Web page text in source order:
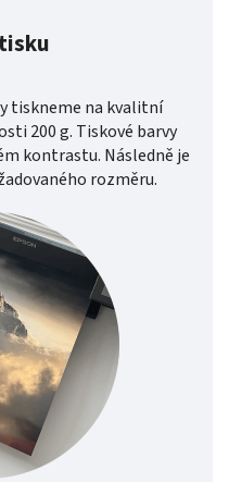
tiskneme na kvalitní
200 g. Tiskové barvy
kontrastu. Následně je
rozměru.